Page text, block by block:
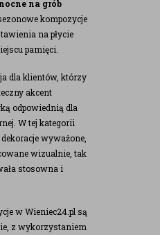
na grób
kompozycje
na płycie
pamięci.
dla klientów, którzy
akcent
odpowiednią dla
W tej kategorii
wyważone,
wizualnie, tak
stosowna i
w Wieniec24.pl są
z wykorzystaniem